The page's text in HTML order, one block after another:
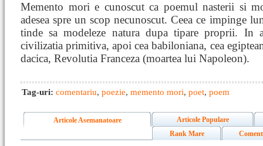
Memento mori e cunoscut ca poemul nasterii si
adesea spre un scop necunoscut. Ceea ce impinge
tinde sa modeleze natura dupa tipare proprii. In
civilizatia primitiva, apoi cea babiloniana, cea
dacica, Revolutia Franceza (moartea lui Napoleon).
Tag-uri: comentariu, poezie, memento mori, poet, poem
Articole Asemanatoare
Articole Populare
Rank Mare